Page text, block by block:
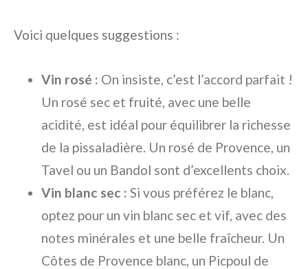
Voici quelques suggestions :
Vin rosé : On insiste, c’est l’accord parfait !
Un rosé sec et fruité, avec une belle
acidité, est idéal pour équilibrer la richesse
de la pissaladière. Un rosé de Provence, un
Tavel ou un Bandol sont d’excellents choix.
Vin blanc sec : Si vous préférez le blanc,
optez pour un vin blanc sec et vif, avec des
notes minérales et une belle fraîcheur. Un
Côtes de Provence blanc, un Picpoul de